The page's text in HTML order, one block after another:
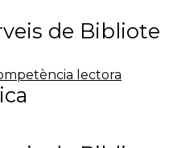
de Bibliote
lectora